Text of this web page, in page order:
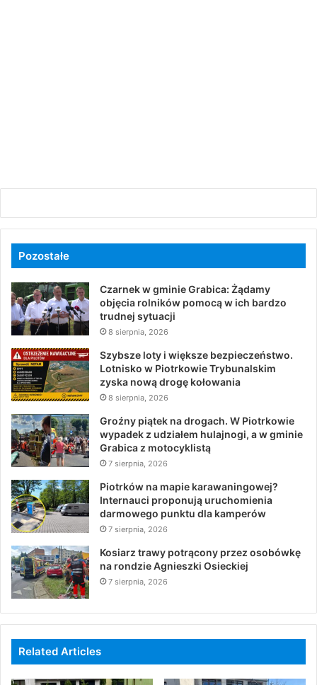
Pozostałe
Czarnek w gminie Grabica: Żądamy
objęcia rolników pomocą w ich bardzo
trudnej sytuacji
8 sierpnia, 2026
Szybsze loty i większe bezpieczeństwo.
Lotnisko w Piotrkowie Trybunalskim
zyska nową drogę kołowania
8 sierpnia, 2026
Groźny piątek na drogach. W Piotrkowie
wypadek z udziałem hulajnogi, a w gminie
Grabica z motocyklistą
7 sierpnia, 2026
Piotrków na mapie karawaningowej?
Internauci proponują uruchomienia
darmowego punktu dla kamperów
7 sierpnia, 2026
Kosiarz trawy potrącony przez osobówkę
na rondzie Agnieszki Osieckiej
7 sierpnia, 2026
Related Articles